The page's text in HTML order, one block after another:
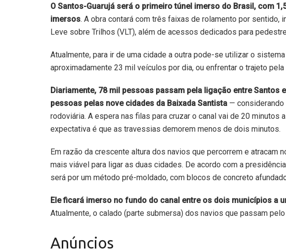
O Santos-Guarujá será o primeiro túnel imerso do Brasil, com
imersos. A obra contará com três faixas de rolamento por sentido,
Leve sobre Trilhos (VLT), além de acessos dedicados para
Atualmente, para ir de uma cidade a outra pode-se utilizar o
aproximadamente 23 mil veículos por dia, ou enfrentar o trajeto
Diariamente, 78 mil pessoas passam pela ligação entre Santos
pessoas pelas nove cidades da Baixada Santista — considerando
rodoviária. A espera nas filas para cruzar o canal vai de 20 minutos
expectativa é que as travessias demorem menos de dois minutos.
Em razão da crescente altura dos navios que percorrem e atracam
mais viável para ligar as duas cidades. De acordo com a
será por um método pré-moldado, com blocos de concreto
Ele ficará imerso no fundo do canal entre os dois municípios a
Atualmente, o calado (parte submersa) dos navios que passam
Anúncios